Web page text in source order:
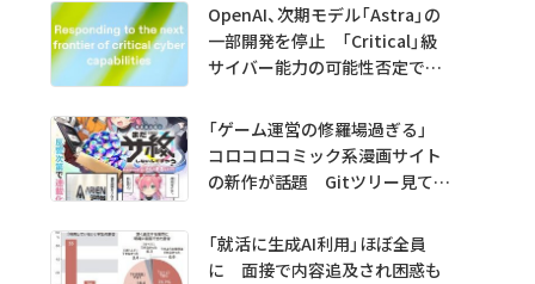
OpenAI、次期モデル「Astra」の
一部開発を停止 「Critical」級
サイバー能力の可能性否定でき
「ゲーム運営の修羅場過ぎる」
コロコロコミック系漫画サイト
の新作が話題 Gitツリー見てガ
「就活に生成AI利用」ほぼ全員
に 面接で内容追及され困惑も